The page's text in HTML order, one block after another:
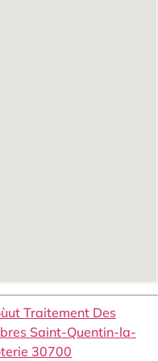
Traitement Des
Saint-Quentin-la-
30700